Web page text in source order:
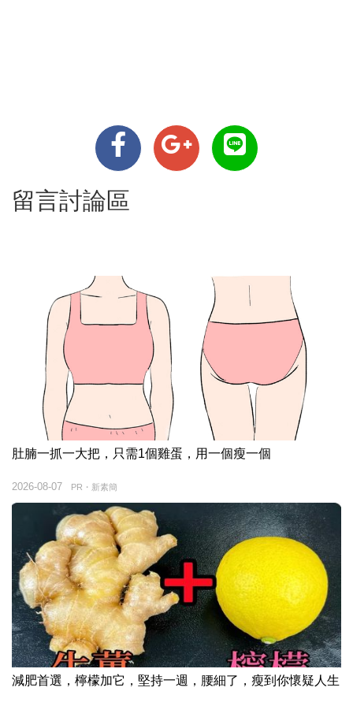
留言討論區
肚腩一抓一大把，只需1個雞蛋，用一個瘦一個
PR・新素簡
2026-08-07
減肥首選，檸檬加它，堅持一週，腰細了，瘦到你懷疑人生